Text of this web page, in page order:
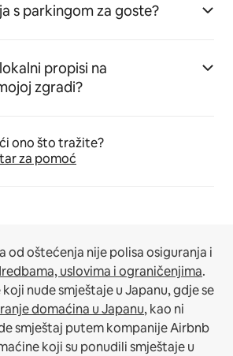
s parkingom za goste?
propisi na
zgradi?
ono što tražite?
za pomoć
od oštećenja nije polisa osiguranja i
uslovima i ograničenjima.
nude smještaje u Japanu, gdje se
domaćina u Japanu, kao ni
smještaj putem kompanije Airbnb
koji su ponudili smještaje u